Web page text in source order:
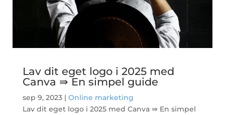
Lav dit eget logo i 2025 med
Canva ⇛ En simpel guide
sep 9, 2023| Online marketing
Lav dit eget logo i 2025 med Canva ⇛ En simpel